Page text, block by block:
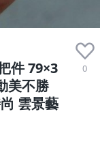
件 79×3
美不勝
雲景藝
0